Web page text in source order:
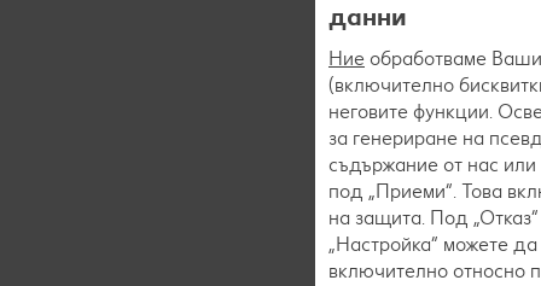
данни
Ние обработваме
(включително
неговите функции.
за генериране на
съдържание от нас или
под „Приеми“. Това
на защита. Под
„Настройка“ можете
включително относно